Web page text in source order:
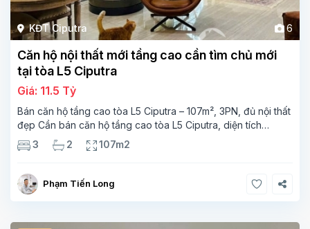
KĐT Ciputra 6
Căn hộ nội thất mới tầng cao cần tìm chủ mới
tại tòa L5 Ciputra
Giá: 11.5 Tỷ
Bán căn hộ tầng cao tòa L5 Ciputra – 107m², 3PN, đủ nội thất
đẹp Cần bán căn hộ tầng cao tòa L5 Ciputra, diện tích
107m², thiết kế 3 phòng ngủ – 2 vệ sinh, không gian rộng
thoáng. Căn
3 2 107m2
Phạm Tiến Long